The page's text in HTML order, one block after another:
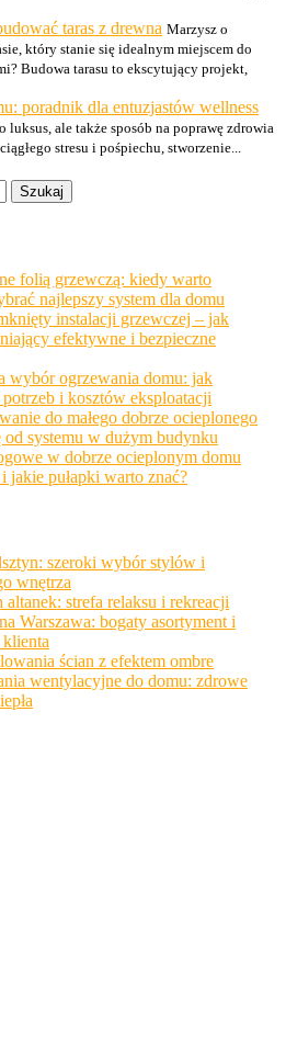
taras z drewna Marzysz o
który stanie się idealnym miejscem do
Budowa tarasu to ekscytujący projekt,
poradnik dla entuzjastów wellness
luksus, ale także sposób na poprawę zdrowia
stresu i pośpiechu, stworzenie...
folią grzewczą: kiedy warto
najlepszy system dla domu
instalacji grzewczej – jak
efektywne i bezpieczne
wybór ogrzewania domu: jak
i kosztów eksploatacji
do małego dobrze ocieplonego
systemu w dużym budynku
w dobrze ocieplonym domu
jakie pułapki warto znać?
szeroki wybór stylów i
wnętrza
strefa relaksu i rekreacji
Warszawa: bogaty asortyment i
klienta
ścian z efektem ombre
wentylacyjne do domu: zdrowe